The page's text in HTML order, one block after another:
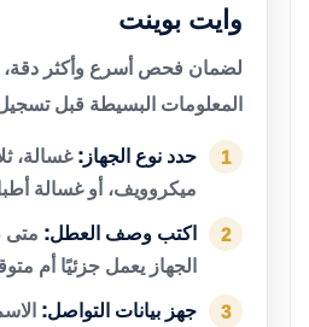
وايت بوينت
لضمان فحص أسرع وأكثر
المعلومات البسيطة قبل
1 حدد نوع الجهاز: غسالة،
ميكروويف، أو غسالة
2 اكتب وصف العطل: متى
الجهاز يعمل جزئيًا أم
3 جهز بيانات التواصل: